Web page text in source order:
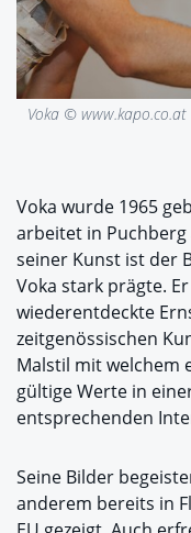
Voka © www.kapo.co.at
Voka wurde 1965
arbeitet in Puchberg
seiner Kunst ist der
Voka stark prägte.
wiederentdeckte
zeitgenössischen
Malstil mit welchem
gültige Werte in
entsprechenden
Seine Bilder
anderem bereits in